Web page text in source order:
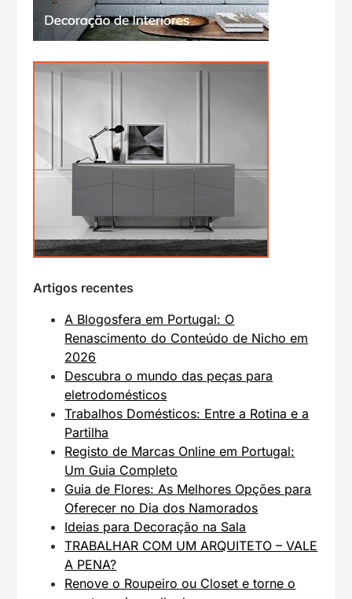
Artigos recentes
A Blogosfera em Portugal: O
Renascimento do Conteúdo de Nicho em
2026
Descubra o mundo das peças para
eletrodomésticos
Trabalhos Domésticos: Entre a Rotina e a
Partilha
Registo de Marcas Online em Portugal:
Um Guia Completo
Guia de Flores: As Melhores Opções para
Oferecer no Dia dos Namorados
Ideias para Decoração na Sala
TRABALHAR COM UM ARQUITETO – VALE
A PENA?
Renove o Roupeiro ou Closet e torne o